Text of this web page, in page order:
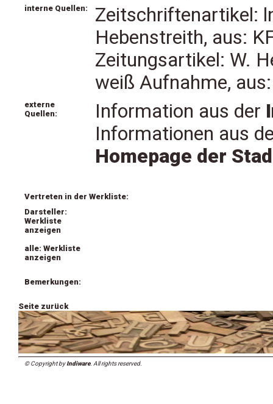
interne Quellen:
Zeitschriftenartikel:
Hebenstreith, aus:
Zeitungsartikel: W.
weiß Aufnahme,
externe
Quellen:
Information aus der
Informationen aus
Homepage der
Vertreten in der Werkliste:
Darsteller:
Werkliste
anzeigen
alle: Werkliste
anzeigen
Bemerkungen:
Seite zurück
© Copyright byIndiware. All rights reserved.